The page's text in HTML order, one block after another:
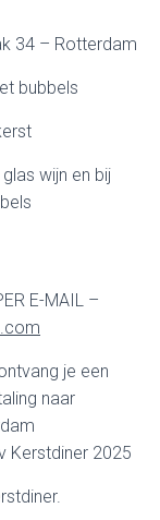
34 – Rotterdam
bubbels
wijn en bij
E-MAIL –
je een
naar
Kerstdiner 2025